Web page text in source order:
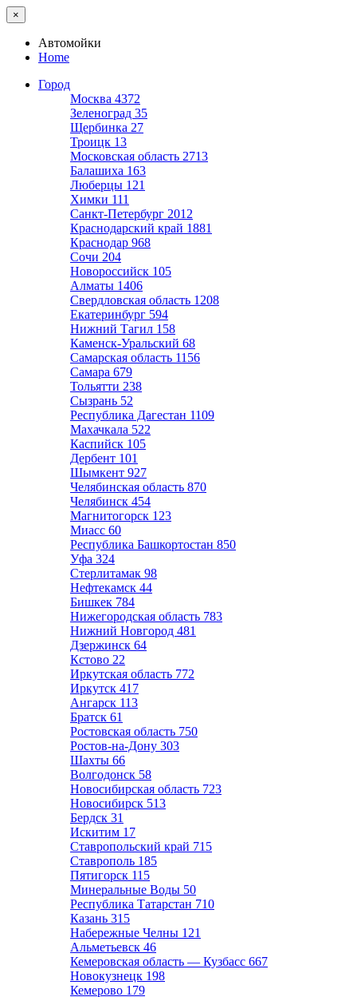
×
Автомойки
Home
Город
Москва 4372
Зеленоград 35
Щербинка 27
Троицк 13
Московская область 2713
Балашиха 163
Люберцы 121
Химки 111
Санкт-Петербург 2012
Краснодарский край 1881
Краснодар 968
Сочи 204
Новороссийск 105
Алматы 1406
Свердловская область 1208
Екатеринбург 594
Нижний Тагил 158
Каменск-Уральский 68
Самарская область 1156
Самара 679
Тольятти 238
Сызрань 52
Республика Дагестан 1109
Махачкала 522
Каспийск 105
Дербент 101
Шымкент 927
Челябинская область 870
Челябинск 454
Магнитогорск 123
Миасс 60
Республика Башкортостан 850
Уфа 324
Стерлитамак 98
Нефтекамск 44
Бишкек 784
Нижегородская область 783
Нижний Новгород 481
Дзержинск 64
Кстово 22
Иркутская область 772
Иркутск 417
Ангарск 113
Братск 61
Ростовская область 750
Ростов-на-Дону 303
Шахты 66
Волгодонск 58
Новосибирская область 723
Новосибирск 513
Бердск 31
Искитим 17
Ставропольский край 715
Ставрополь 185
Пятигорск 115
Минеральные Воды 50
Республика Татарстан 710
Казань 315
Набережные Челны 121
Альметьевск 46
Кемеровская область — Кузбасс 667
Новокузнецк 198
Кемерово 179